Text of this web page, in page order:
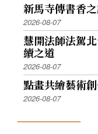
新馬寺傳書香
2026-08-07
慧開法師法駕
續之道
2026-08-07
點畫共繪藝術
2026-08-07